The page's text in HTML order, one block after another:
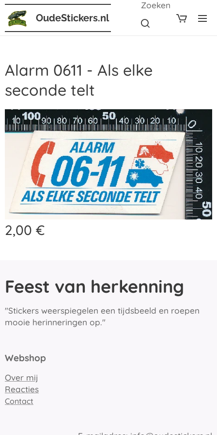
OudeStickers.nl
Zoeken
Alarm 0611 - Als elke
seconde telt
2,00 €
Feest van herkenning
"Stickers weerspiegelen een tijdsbeeld en roepen
mooie herinneringen op."
Webshop
Over mij
Reacties
Contact